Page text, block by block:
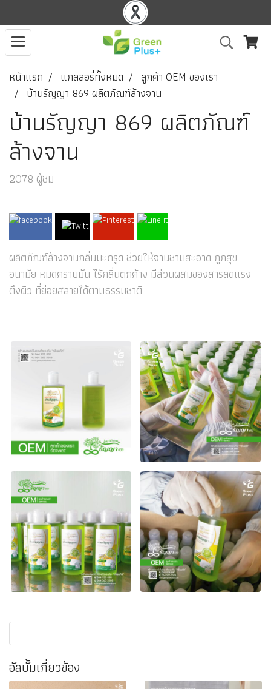
หน้าแรก แกลลอรี่ทั้งหมด
ลูกค้า OEM ของเรา
บ้านรัญญา 869 ผลิตภัณฑ์ล้างจาน
บ้านรัญญา 869 ผลิตภัณฑ์
ล้างจาน
2078 ผู้ชม
ผลิตภัณฑ์ล้างจานกลิ่นมะกรูด ช่วยให้จานชามสะอาด ถูกสุข
อนามัย หมดคราบมัน ไร้กลิ่นตกค้าง มีส่วนผสมของสารลดแรง
ตึงผิว ที่ย่อยสลายได้ตามธรรมชาติ
อัลบั้มเกี่ยวข้อง